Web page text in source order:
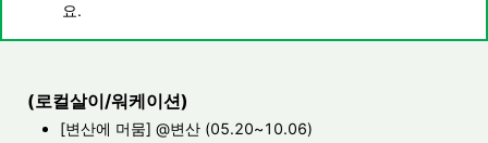
요.
(로컬살이/워케이션)
[변산에 머뭄] @변산 (05.20~10.06)